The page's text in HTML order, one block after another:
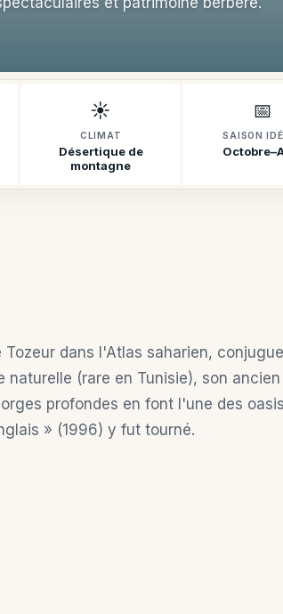
☀️
CLIMAT
Désertique de
montagne
📅
SAISON
dans l'Atlas saharien,
(rare en Tunisie), son
profondes en font l'une des
» (1996) y fut tourné.